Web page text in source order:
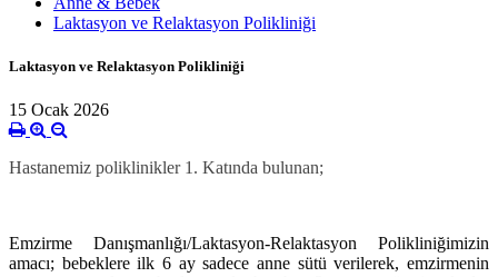
Laktasyon ve Relaktasyon Polikliniği
Laktasyon ve Relaktasyon Polikliniği
15 Ocak 2026
Hastanemiz poliklinikler 1. Katında bulunan;
Emzirme Danışmanlığı/Laktasyon-Relaktasyon Polikliniğimizin
amacı; bebeklere ilk 6 ay sadece anne sütü verilerek, emzirmenin